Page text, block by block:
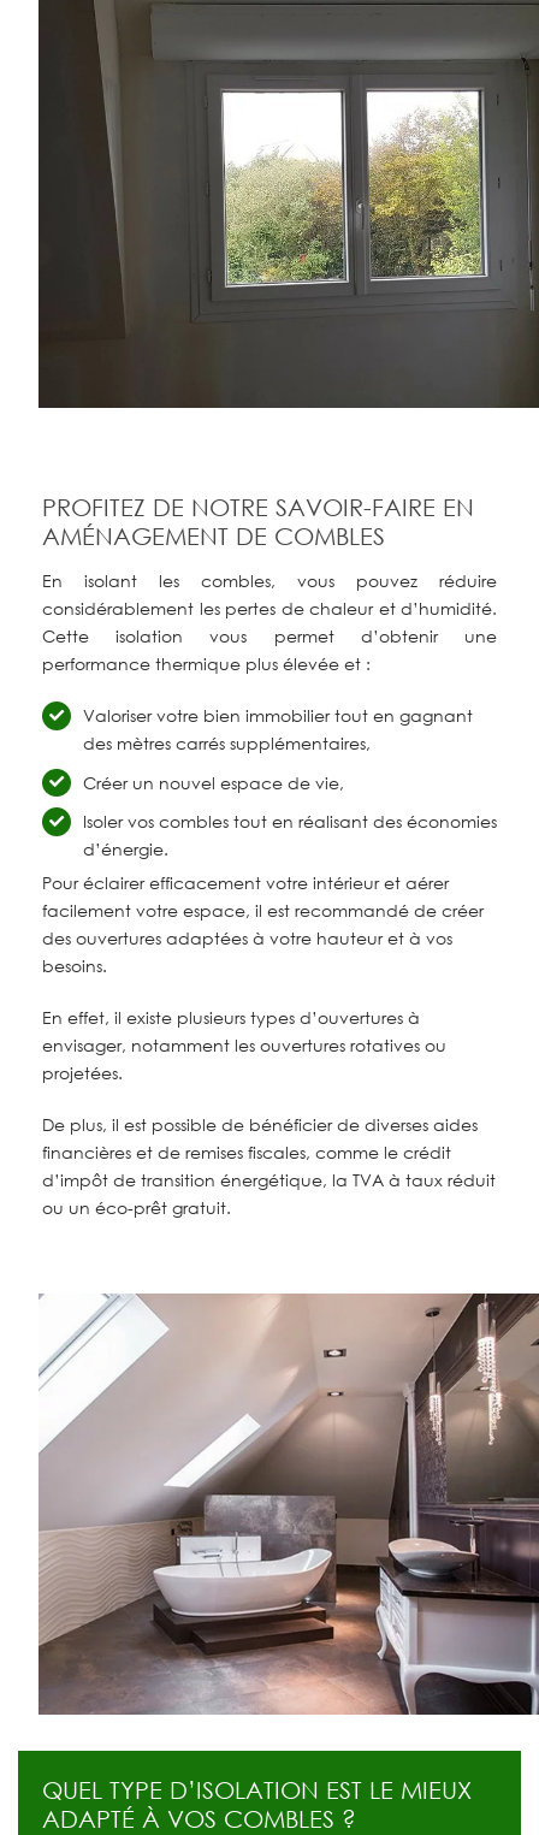
PROFITEZ DE NOTRE SAVOIR-FAIRE EN
AMÉNAGEMENT DE COMBLES
En isolant les combles, vous pouvez réduire
considérablement les pertes de chaleur et d’humidité.
Cette isolation vous permet d’obtenir une
performance thermique plus élevée et :
Valoriser votre bien immobilier tout en gagnant
des mètres carrés supplémentaires,
Créer un nouvel espace de vie,
Isoler vos combles tout en réalisant des économies
d’énergie.
Pour éclairer efficacement votre intérieur et aérer
facilement votre espace, il est recommandé de créer
des ouvertures adaptées à votre hauteur et à vos
besoins.
En effet, il existe plusieurs types d’ouvertures à
envisager, notamment les ouvertures rotatives ou
projetées.
De plus, il est possible de bénéficier de diverses aides
financières et de remises fiscales, comme le crédit
d’impôt de transition énergétique, la TVA à taux réduit
ou un éco-prêt gratuit.
QUEL TYPE D’ISOLATION EST LE MIEUX
ADAPTÉ À VOS COMBLES ?